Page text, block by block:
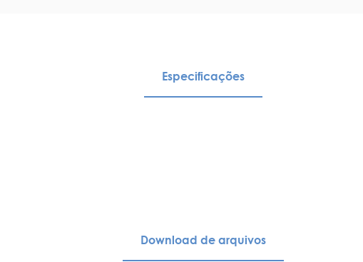
Especificações
Download de arquivos